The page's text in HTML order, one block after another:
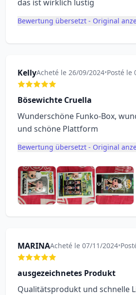
das ist wirklich lustig
Bewertung übersetzt - Original
KellyAcheté le 26/09/2024•Posté le
Bösewichte Cruella
Wunderschöne Funko-Box,
und schöne Plattform
Bewertung übersetzt - Original
MARINAAcheté le 07/11/2024•
ausgezeichnetes Produkt
Qualitätsprodukt und schnelle